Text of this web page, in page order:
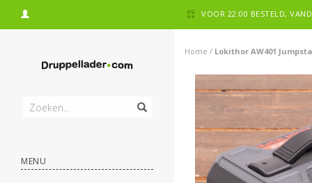
VOOR 22:00 BESTELD,
MENU
Home / Lokithor AW401